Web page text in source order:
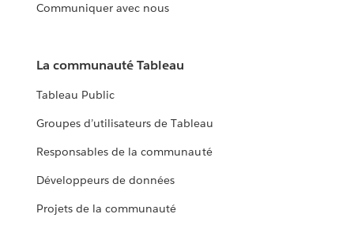
Communiquer avec nous
La communauté Tableau
Tableau Public
Groupes d’utilisateurs de Tableau
Responsables de la communauté
Développeurs de données
Projets de la communauté